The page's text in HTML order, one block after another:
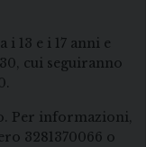
13 e i 17 anni e
cui seguiranno
Per informazioni,
3281370066 o